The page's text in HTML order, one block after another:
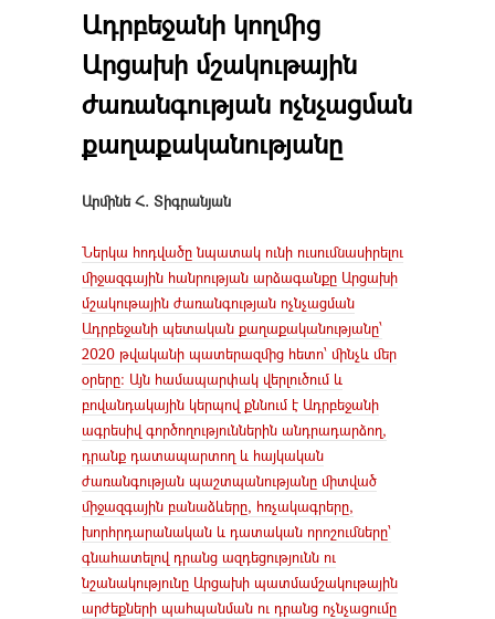
Ադրբեջանի կողմից
Արցախի մշակութային
ժառանգության ոչնչացման
քաղաքականությանը
Արմինե Հ. Տիգրանյան
Ներկա հոդվածը նպատակ ունի ուսումնասիրելու
միջազգային հանրության արձագանքը Արցախի
մշակութային ժառանգության ոչնչացման
Ադրբեջանի պետական քաղաքականությանը՝
2020 թվականի պատերազմից հետո՝ մինչև մեր
օրերը։ Այն համապարփակ վերլուծում և
բովանդակային կերպով քննում է Ադրբեջանի
ագրեսիվ գործողություններին անդրադարձող,
դրանք դատապարտող և հայկական
ժառանգության պաշտպանությանը միտված
միջազգային բանաձևերը, հռչակագրերը,
խորհրդարանական և դատական որոշումները՝
գնահատելով դրանց ազդեցությունն ու
նշանակությունը Արցախի պատմամշակութային
արժեքների պահպանման ու դրանց ոչնչացումը